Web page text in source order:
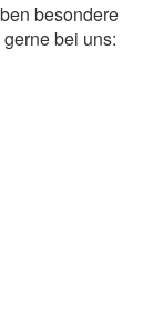
besondere
bei uns: